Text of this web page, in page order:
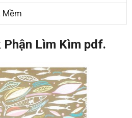
Mềm
Phận Lìm Kìm pdf.